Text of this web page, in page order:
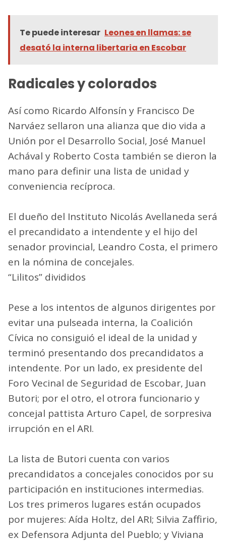
Te puede interesar Leones en llamas: se
desató la interna libertaria en Escobar
Radicales y colorados
Así como Ricardo Alfonsín y Francisco De
Narváez sellaron una alianza que dio vida a
Unión por el Desarrollo Social, José Manuel
Achával y Roberto Costa también se dieron la
mano para definir una lista de unidad y
conveniencia recíproca.
El dueño del Instituto Nicolás Avellaneda será
el precandidato a intendente y el hijo del
senador provincial, Leandro Costa, el primero
en la nómina de concejales.
“Lilitos” divididos
Pese a los intentos de algunos dirigentes por
evitar una pulseada interna, la Coalición
Cívica no consiguió el ideal de la unidad y
terminó presentando dos precandidatos a
intendente. Por un lado, ex presidente del
Foro Vecinal de Seguridad de Escobar, Juan
Butori; por el otro, el otrora funcionario y
concejal pattista Arturo Capel, de sorpresiva
irrupción en el ARI.
La lista de Butori cuenta con varios
precandidatos a concejales conocidos por su
participación en instituciones intermedias.
Los tres primeros lugares están ocupados
por mujeres: Aída Holtz, del ARI; Silvia Zaffirio,
ex Defensora Adjunta del Pueblo; y Viviana